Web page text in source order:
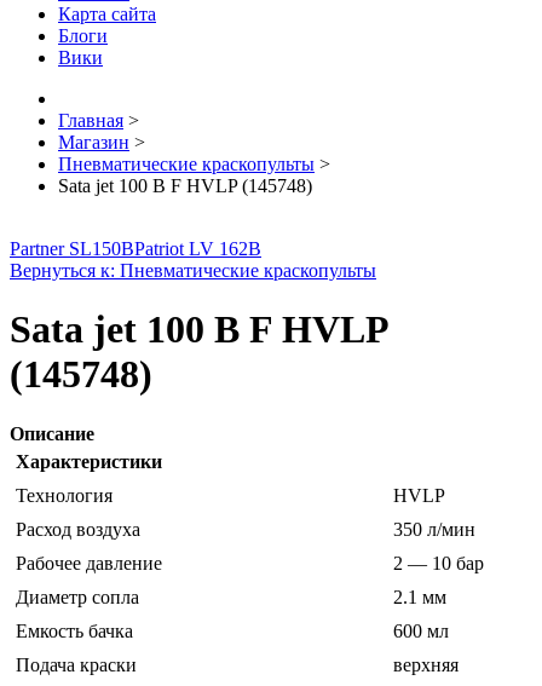
Карта сайта
Блоги
Вики
Главная >
Магазин >
Пневматические краскопульты >
Sata jet 100 B F HVLP (145748)
Partner SL150BPatriot LV 162B
Вернуться к: Пневматические краскопульты
Sata jet 100 B F HVLP
(145748)
Описание
Характеристики
Технология
HVLP
Расход воздуха
350 л/мин
Рабочее давление
2 — 10 бар
Диаметр сопла
2.1 мм
Емкость бачка
600 мл
Подача краски
верхняя